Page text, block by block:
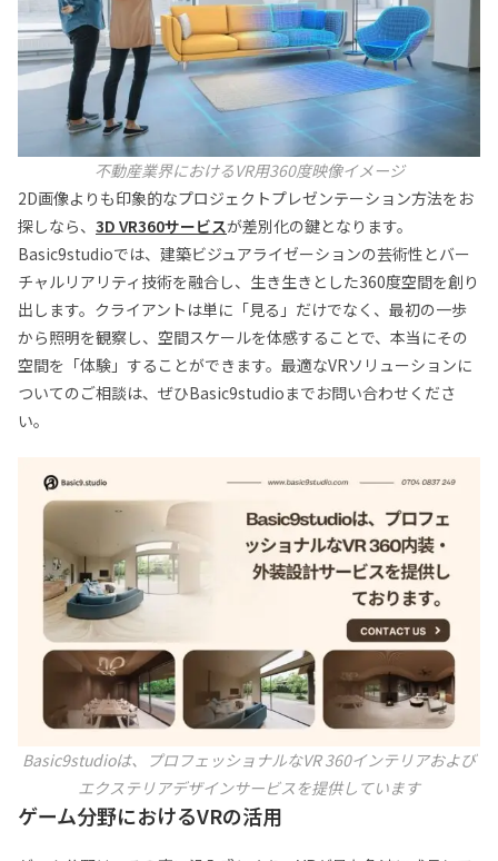
不動産業界におけるVR用360度映像イメージ
2D画像よりも印象的なプロジェクトプレゼンテーション方法をお
探しなら、 3D VR360サービスが差別化の鍵となります。
Basic9studioでは、建築ビジュアライゼーションの芸術性とバー
チャルリアリティ技術を融合し、生き生きとした360度空間を創り
出します。クライアントは単に「見る」だけでなく、最初の一歩
から照明を観察し、空間スケールを体感することで、本当にその
空間を「体験」することができます。最適なVRソリューションに
ついてのご相談は、ぜひBasic9studioまでお問い合わせくださ
い。
Basic9studioは、プロフェッショナルなVR 360インテリアおよび
エクステリアデザインサービスを提供しています
ゲーム分野におけるVRの活用